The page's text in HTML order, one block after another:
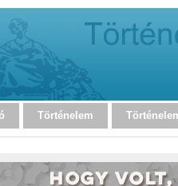
Történelem